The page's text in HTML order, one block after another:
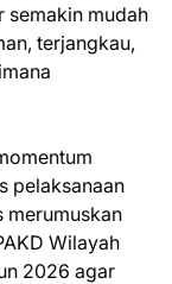
semakin mudah
terjangkau,
pelaksanaan
merumuskan
Wilayah
2026 agar